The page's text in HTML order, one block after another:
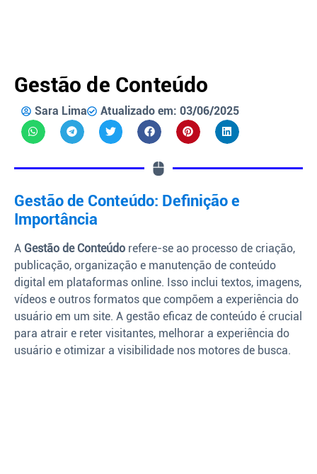
Gestão de Conteúdo
Sara Lima Atualizado em: 03/06/2025
Gestão de Conteúdo: Definição e
Importância
A Gestão de Conteúdo refere-se ao processo de criação,
publicação, organização e manutenção de conteúdo
digital em plataformas online. Isso inclui textos, imagens,
vídeos e outros formatos que compõem a experiência do
usuário em um site. A gestão eficaz de conteúdo é crucial
para atrair e reter visitantes, melhorar a experiência do
usuário e otimizar a visibilidade nos motores de busca.